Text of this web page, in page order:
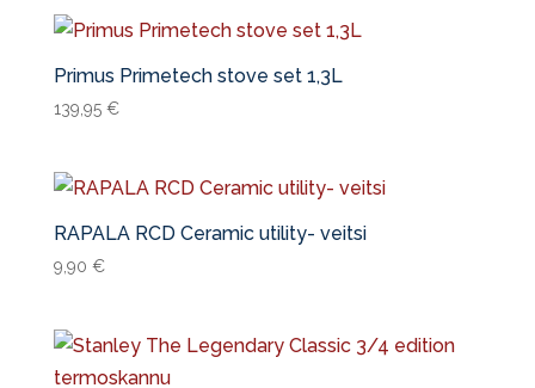
Primus Primetech stove set 1,3L
139,95 €
RAPALA RCD Ceramic utility- veitsi
9,90 €